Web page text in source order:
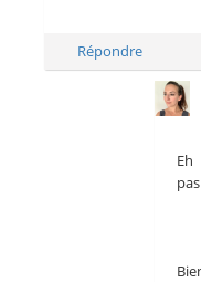
Répondre
Eh